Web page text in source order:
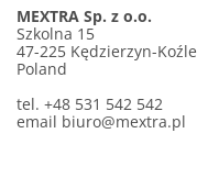
MEXTRA Sp. z o.o.
Szkolna 15
47-225 Kędzierzyn-Koźle
Poland
tel. +48 531 542 542
email biuro@mextra.pl